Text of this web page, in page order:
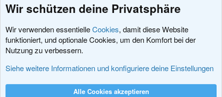
Erweiterungen
Wir schützen deine Privatsphäre
Wir verwenden essentielleCookies, damit diese Website
funktioniert, und optionale Cookies, um den Komfort bei der
Nutzung zu verbessern.
Siehe weitere Informationen und konfiguriere deine Einstellungen
Alle Cookies akzeptieren